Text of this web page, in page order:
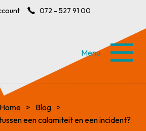
072 - 527 91 00
Menu
Home
Blog
een calamiteit en een incident?